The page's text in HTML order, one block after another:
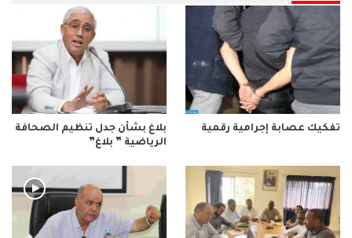
تفكيك عصابة إجرامية رقمية
بلاغ بشأن جدل تنظيم الصحافة
الرياضية ” بلاغ”